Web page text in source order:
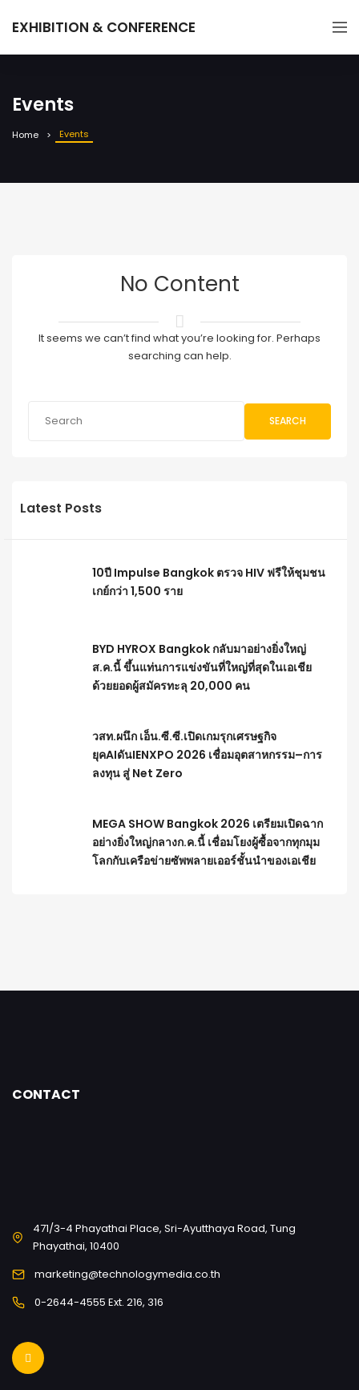
EXHIBITION & CONFERENCE
Events
Home Events
No Content
It seems we can’t find what you’re looking for. Perhaps
searching can help.
SEARCH
Latest Posts
10ปี Impulse Bangkok ตรวจ HIV ฟรีให้ชุมชน
เกย์กว่า 1,500 ราย
BYD HYROX Bangkok กลับมาอย่างยิ่งใหญ่
ส.ค.นี้ ขึ้นแท่นการแข่งขันที่ใหญ่ที่สุดในเอเชีย
ด้วยยอดผู้สมัครทะลุ 20,000 คน
วสท.ผนึก เอ็น.ซี.ซี.เปิดเกมรุกเศรษฐกิจ
ยุคAIดันIENXPO 2026 เชื่อมอุตสาหกรรม–การ
ลงทุน สู่ Net Zero
MEGA SHOW Bangkok 2026 เตรียมเปิดฉาก
อย่างยิ่งใหญ่กลางก.ค.นี้ เชื่อมโยงผู้ซื้อจากทุกมุม
โลกกับเครือข่ายซัพพลายเออร์ชั้นนำของเอเชีย
CONTACT
471/3-4 Phayathai Place, Sri-Ayutthaya Road, Tung
Phayathai, 10400
marketing@technologymedia.co.th
0-2644-4555 Ext. 216, 316